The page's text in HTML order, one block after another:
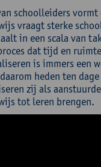
schoolleiders
vraagt sterke
in een scala van
dat tijd en
is immers een
heden ten
zij als
tot leren brengen.